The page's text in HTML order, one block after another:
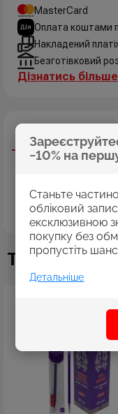
−10% на
Станьте
обліковий
ексклюзивною
покупку без
пропустіть
Детальніше
Опис
Як побудувати свій
мотиваційний
челенджі, що
всього, про що мрієш!
MasterCard
Оплата коштами
Накладений
Безготівковий
Дізнатись більше
Також